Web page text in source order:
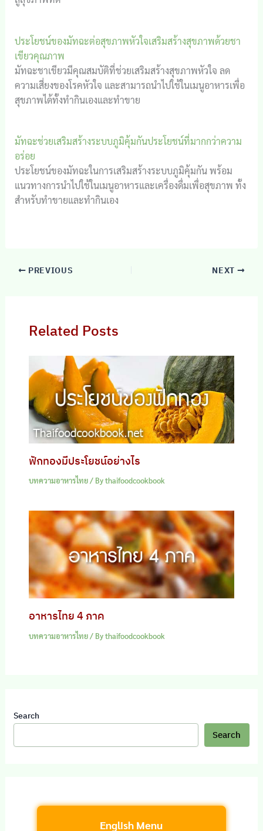
ประโยชน์ของมัทฉะต่อสุขภาพหัวใจเสริมสร้างสุขภาพด้วยชา
เขียวคุณภาพ
มัทฉะชาเขียวมีคุณสมบัติที่ช่วยเสริมสร้างสุขภาพหัวใจ ลด
ความเสี่ยงของโรคหัวใจ และสามารถนำไปใช้ในเมนูอาหารเพื่อ
สุขภาพได้ทั้งทำกินเองและทำขาย
มัทฉะช่วยเสริมสร้างระบบภูมิคุ้มกันประโยชน์ที่มากกว่าความ
อร่อย
ประโยชน์ของมัทฉะในการเสริมสร้างระบบภูมิคุ้มกัน พร้อม
แนวทางการนำไปใช้ในเมนูอาหารและเครื่องดื่มเพื่อสุขภาพ ทั้ง
สำหรับทำขายและทำกินเอง
PREVIOUS NEXT
Related Posts
ฟักทองมีประโยชน์อย่างไร
บทความอาหารไทย/ Bythaifoodcookbook
อาหารไทย 4 ภาค
บทความอาหารไทย/ Bythaifoodcookbook
Search
Search
English Menu